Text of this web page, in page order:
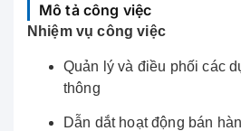
Mô tả công việc
Nhiệm vụ công việc
Quản lý và điều phối các
thông
Dẫn dắt hoạt động bán